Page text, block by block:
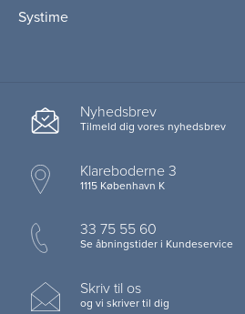
Systime
Nyhedsbrev
Tilmeld dig vores nyhedsbrev
Klareboderne 3
1115 København K
33 75 55 60
Se åbningstider i Kundeservice
Skriv til os
og vi skriver til dig